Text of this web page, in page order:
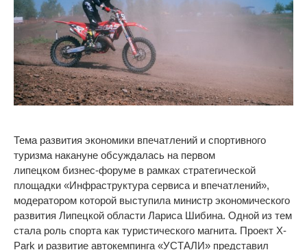
Тема развития экономики впечатлений и спортивного
туризма накануне обсуждалась на первом
липецком бизнес-форуме в рамках стратегической
площадки «Инфраструктура сервиса и впечатлений»,
модератором которой выступила министр экономического
развития Липецкой области Лариса Шибина. Одной из тем
стала роль спорта как туристического магнита. Проект X-
Park и развитие автокемпинга «УСТАЛИ» представил